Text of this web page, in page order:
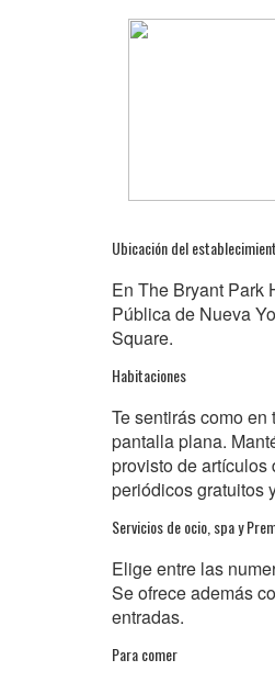
Ubicación del
En The Bryant Park
Pública de Nueva
Square.
Habitaciones
Te sentirás como
pantalla plana.
provisto de
periódicos gratuitos
Servicios de ocio, spa y
Elige entre las
Se ofrece además
entradas.
Para comer